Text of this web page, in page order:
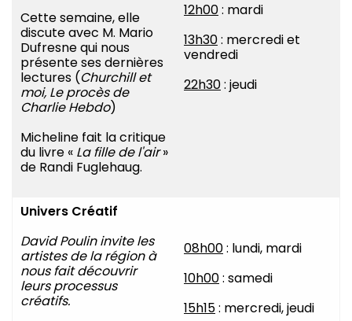
Cette semaine, elle
discute avec M. Mario
Dufresne qui nous
présente ses dernières
lectures (Churchill et
moi, Le procès de
Charlie Hebdo)
Micheline fait la critique
du livre « La fille de l'air »
de Randi Fuglehaug.
12h00: mardi
13h30: mercredi et
vendredi
22h30: jeudi
Univers Créatif
David Poulin invite les
artistes de la région à
nous fait découvrir
leurs processus
créatifs.
08h00: lundi, mardi
10h00: samedi
15h15: mercredi, jeudi